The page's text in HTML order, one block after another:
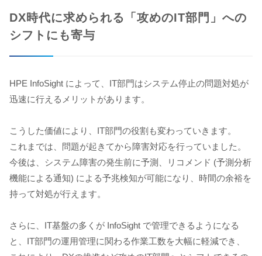
DX時代に求められる「攻めのIT部門」への
シフトにも寄与
HPE InfoSight によって、IT部門はシステム停止の問題対処が
迅速に行えるメリットがあります。
こうした価値により、IT部門の役割も変わっていきます。
これまでは、問題が起きてから障害対応を行っていました。
今後は、システム障害の発生前に予測、リコメンド (予測分析
機能による通知) による予兆検知が可能になり、時間の余裕を
持って対処が行えます。
さらに、IT基盤の多くが InfoSight で管理できるようになる
と、IT部門の運用管理に関わる作業工数を大幅に軽減でき、